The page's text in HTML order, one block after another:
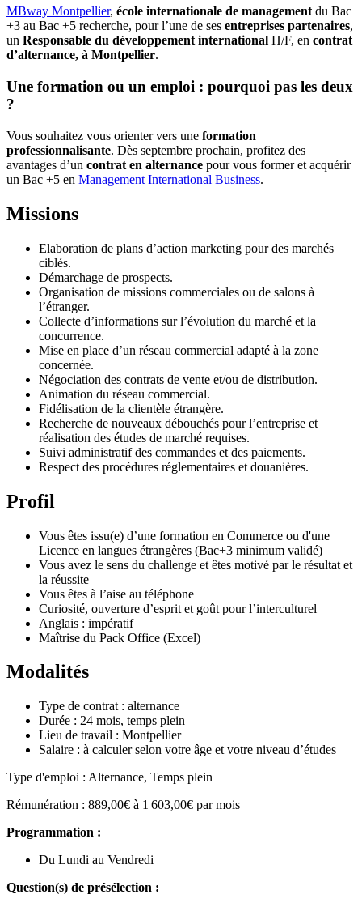
MBway Montpellier, école internationale de managementdu Bac
+3 au Bac +5 recherche, pour l’une de ses entreprises partenaires,
un Responsable du développement international H/F, en contrat
d’alternance, à Montpellier.
Une formation ou un emploi : pourquoi pas les deux
?
Vous souhaitez vous orienter vers une formation
professionnalisante. Dès septembre prochain, profitez des
avantages d’un contrat en alternance pour vous former et acquérir
un Bac +5 en Management International Business.
Missions
Elaboration de plans d’action marketing pour des marchés
ciblés.
Démarchage de prospects.
Organisation de missions commerciales ou de salons à
l’étranger.
Collecte d’informations sur l’évolution du marché et la
concurrence.
Mise en place d’un réseau commercial adapté à la zone
concernée.
Négociation des contrats de vente et/ou de distribution.
Animation du réseau commercial.
Fidélisation de la clientèle étrangère.
Recherche de nouveaux débouchés pour l’entreprise et
réalisation des études de marché requises.
Suivi administratif des commandes et des paiements.
Respect des procédures réglementaires et douanières.
Profil
Vous êtes issu(e) d’une formation en Commerce ou d'une
Licence en langues étrangères (Bac+3 minimum validé)
Vous avez le sens du challenge et êtes motivé par le résultat et
la réussite
Vous êtes à l’aise au téléphone
Curiosité, ouverture d’esprit et goût pour l’interculturel
Anglais : impératif
Maîtrise du Pack Office (Excel)
Modalités
Type de contrat : alternance
Durée : 24 mois, temps plein
Lieu de travail : Montpellier
Salaire : à calculer selon votre âge et votre niveau d’études
Type d'emploi : Alternance, Temps plein
Rémunération : 889,00€ à 1 603,00€ par mois
Programmation :
Du Lundi au Vendredi
Question(s) de présélection :